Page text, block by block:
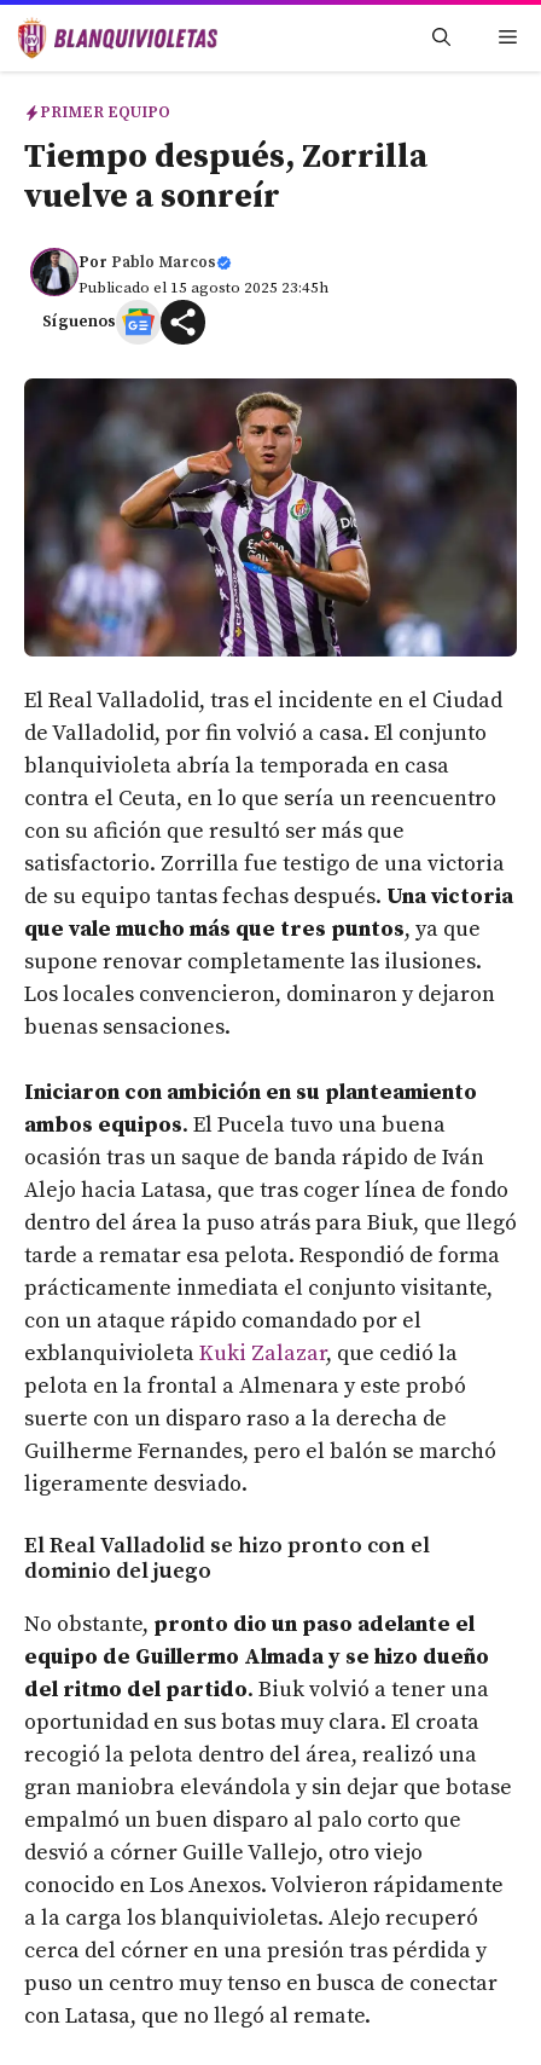
Saltar
PRIMER EQUIPO
Tiempo después, Zorrilla
vuelve a sonreír
Por Pablo Marcos
Publicado el 15 agosto 2025 23:45h
Síguenos
El Real Valladolid, tras el incidente en el Ciudad
de Valladolid, por fin volvió a casa. El conjunto
blanquivioleta abría la temporada en casa
contra el Ceuta, en lo que sería un reencuentro
con su afición que resultó ser más que
satisfactorio. Zorrilla fue testigo de una victoria
de su equipo tantas fechas después. Una victoria
que vale mucho más que tres puntos, ya que
supone renovar completamente las ilusiones.
Los locales convencieron, dominaron y dejaron
buenas sensaciones.
Iniciaron con ambición en su planteamiento
ambos equipos. El Pucela tuvo una buena
ocasión tras un saque de banda rápido de Iván
Alejo hacia Latasa, que tras coger línea de fondo
dentro del área la puso atrás para Biuk, que llegó
tarde a rematar esa pelota. Respondió de forma
prácticamente inmediata el conjunto visitante,
con un ataque rápido comandado por el
exblanquivioletaKuki Zalazar, que cedió la
pelota en la frontal a Almenara y este probó
suerte con un disparo raso a la derecha de
Guilherme Fernandes, pero el balón se marchó
ligeramente desviado.
El Real Valladolid se hizo pronto con el
dominio del juego
No obstante, pronto dio un paso adelante el
equipo de Guillermo Almada y se hizo dueño
del ritmo del partido. Biuk volvió a tener una
oportunidad en sus botas muy clara. El croata
recogió la pelota dentro del área, realizó una
gran maniobra elevándola y sin dejar que botase
empalmó un buen disparo al palo corto que
desvió a córner Guille Vallejo, otro viejo
conocido en Los Anexos. Volvieron rápidamente
a la carga los blanquivioletas. Alejo recuperó
cerca del córner en una presión tras pérdida y
puso un centro muy tenso en busca de conectar
con Latasa, que no llegó al remate.